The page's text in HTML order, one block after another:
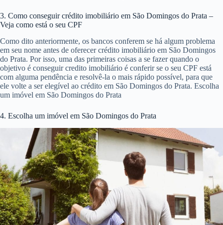
3. Como conseguir crédito imobiliário em São Domingos do Prata –
Veja como está o seu CPF
Como dito anteriormente, os bancos conferem se há algum problema
em seu nome antes de oferecer crédito imobiliário em São Domingos
do Prata. Por isso, uma das primeiras coisas a se fazer quando o
objetivo é conseguir credito imobiliário é conferir se o seu CPF está
com alguma pendência e resolvê-la o mais rápido possível, para que
ele volte a ser elegível ao crédito em São Domingos do Prata. Escolha
um imóvel em São Domingos do Prata
4. Escolha um imóvel em São Domingos do Prata